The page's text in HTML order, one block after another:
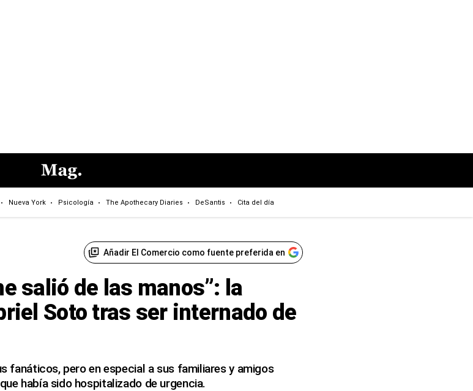
Nueva York Psicología The Apothecary Diaries DeSantis Cita del día
Añadir El Comercio como fuente preferida en
salió de las manos”: la
Soto tras ser internado de
fanáticos, pero en especial a sus familiares y amigos
había sido hospitalizado de urgencia.